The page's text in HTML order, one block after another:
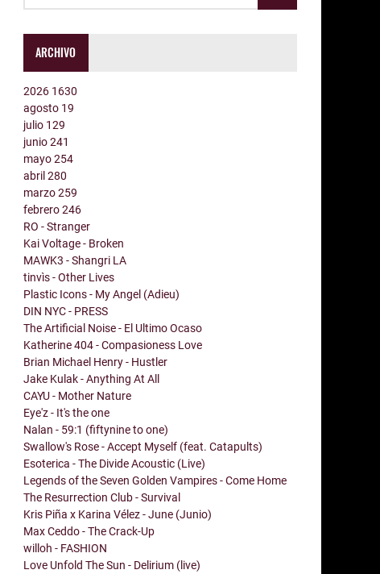
ARCHIVO
2026 1630
agosto 19
julio 129
junio241
mayo254
abril280
marzo259
febrero246
RO - Stranger
Kai Voltage - Broken
MAWK3 - Shangri LA
tinvìs - Other Lives
Plastic Icons - My Angel (Adieu)
DIN NYC - PRESS
The Artificial Noise - El Ultimo Ocaso
Katherine 404 - Compasioness Love
Brian Michael Henry - Hustler
Jake Kulak - Anything At All
CAYU - Mother Nature
Eye'z - It's the one
Nalan - 59:1 (fiftynine to one)
Swallow's Rose - Accept Myself (feat. Catapults)
Esoterica - The Divide Acoustic (Live)
Legends of the Seven Golden Vampires - Come Home
The Resurrection Club - Survival
Kris Piña x Karina Vélez - June (Junio)
Max Ceddo - The Crack-Up
willoh - FASHION
Love Unfold The Sun - Delirium (live)